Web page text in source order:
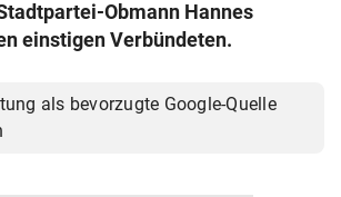
GmbH & Co KG 2026
Wien
Obmann Hannes
einstigen Verbündeten.
als bevorzugte Google-Quelle